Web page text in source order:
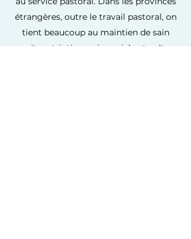
étrangères, outre le travail pastoral, on
tient beaucoup au maintien de sain
esprit patriotique, vie sociale et culture